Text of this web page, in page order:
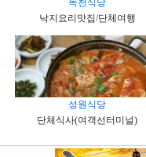
독천식당
낙지요리맛집/단체여행
성원식당
단체식사(여객선터미널)